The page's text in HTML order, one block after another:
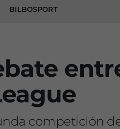
BILBOSPORT
competición